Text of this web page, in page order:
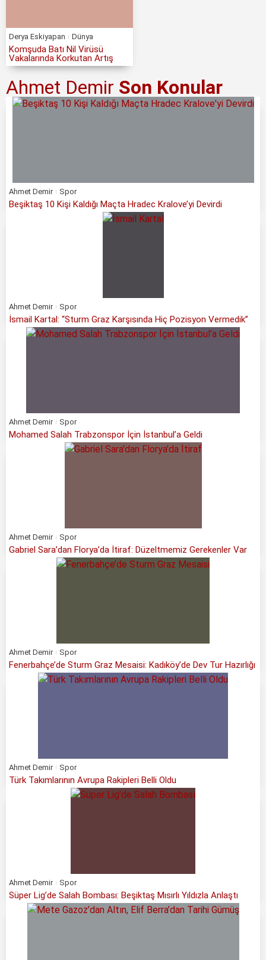
Derya Eskiyapan Dünya
Komşuda Batı Nil Virüsü
Vakalarında Korkutan Artış
Ahmet Demir Son Konular
Ahmet Demir Spor
Beşiktaş 10 Kişi Kaldığı Maçta Hradec Kralove’yi Devirdi
Ahmet Demir Spor
İsmail Kartal: “Sturm Graz Karşısında Hiç Pozisyon Vermedik”
Ahmet Demir Spor
Mohamed Salah Trabzonspor İçin İstanbul’a Geldi
Ahmet Demir Spor
Gabriel Sara’dan Florya’da İtiraf: Düzeltmemiz Gerekenler Var
Ahmet Demir Spor
Fenerbahçe’de Sturm Graz Mesaisi: Kadıköy’de Dev Tur Hazırlığı
Ahmet Demir Spor
Türk Takımlarının Avrupa Rakipleri Belli Oldu
Ahmet Demir Spor
Süper Lig’de Salah Bombası: Beşiktaş Mısırlı Yıldızla Anlaştı